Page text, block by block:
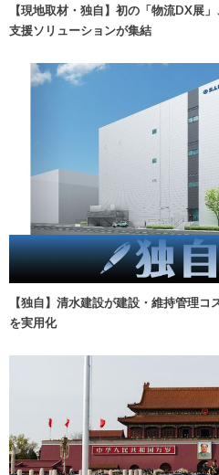
【現地取材・独自】初の「物流DX展
支援ソリューションが集結
【独自】清水建設が建設・維持管理
を実用化